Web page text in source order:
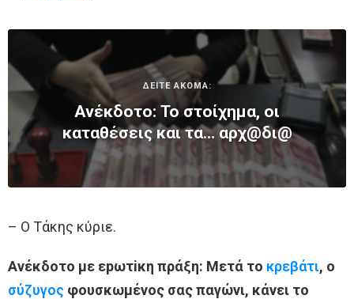
ΔΕΙΤΕ ΑΚΟΜΑ:
Ανέκδοτο: Το στοίχημα, οι
καταθέσεις και τα… αρχ@δι@
– Ο Τάκης κύριε.
Ανέκδοτο με εpωτiκη πράξη: Μετά το κρεβάτι, ο
σύζυγος φουσκωμένος σας παγώνι, κάνει το